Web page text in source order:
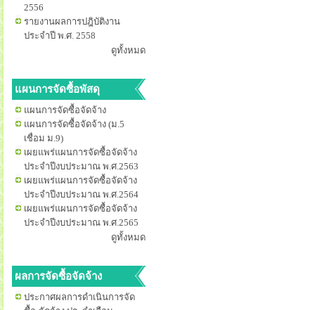
2556
รายงานผลการปฎิบัติงาน
ประจำปี พ.ศ. 2558
ดูทั้งหมด
แผนการจัดซื้อพัสดุ
แผนการจัดซื้อจัดจ้าง
แผนการจัดซื้อจัดจ้าง (ม.5
เชื่อม ม.9)
เผยแพร่แผนการจัดซื้อจัดจ้าง
ประจำปีงบประมาณ พ.ศ.2563
เผยแพร่แผนการจัดซื้อจัดจ้าง
ประจำปีงบประมาณ พ.ศ.2564
เผยแพร่แผนการจัดซื้อจัดจ้าง
ประจำปีงบประมาณ พ.ศ.2565
ดูทั้งหมด
ผลการจัดซื้อจัดจ้าง
ประกาศผลการดำเนินการจัด